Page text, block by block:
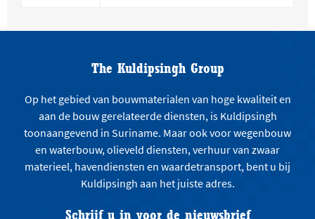
The Kuldipsingh Group
Op het gebied van bouwmaterialen van hoge kwaliteit en
aan de bouw gerelateerde diensten, is Kuldipsingh
toonaangevend in Suriname. Maar ook voor wegenbouw
en waterbouw, olieveld diensten, verhuur van zwaar
materieel, havendiensten en waardetransport, bent u bij
Kuldipsingh aan het juiste adres.
Schrijf u in voor de nieuwsbrief